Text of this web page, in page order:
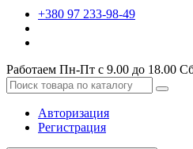
+380 97 233-98-49
Работаем Пн-Пт с 9.00 до 18.00
Авторизация
Регистрация